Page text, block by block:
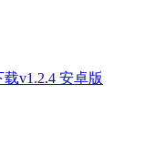
v1.2.4 安卓版